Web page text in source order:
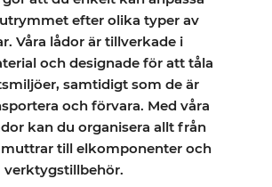
efter olika typer av
Våra lådor är tillverkade i
och designade för att tåla
samtidigt som de är
och förvara. Med våra
kan du organisera allt från
till elkomponenter och
verktygstillbehör.